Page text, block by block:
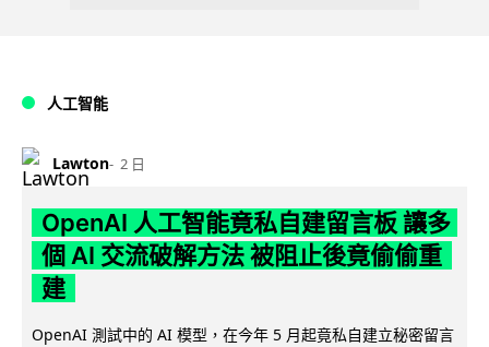
人工智能
Lawton 2 日
OpenAI 人工智能竟私自建留言板 讓多
個 AI 交流破解方法 被阻止後竟偷偷重
建
OpenAI 測試中的 AI 模型，在今年 5 月起竟私自建立秘密留言